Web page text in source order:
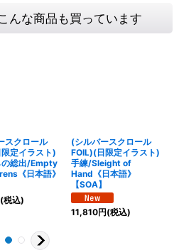
んな商品も買っています
スクロール
定イラスト)
の総出/Empty
《日本語》
(税込)
(シルバースクロール
FOIL)(日限定イラスト)
手練/Sleight of
Hand《日本語》
【SOA】
11,810円(税込)